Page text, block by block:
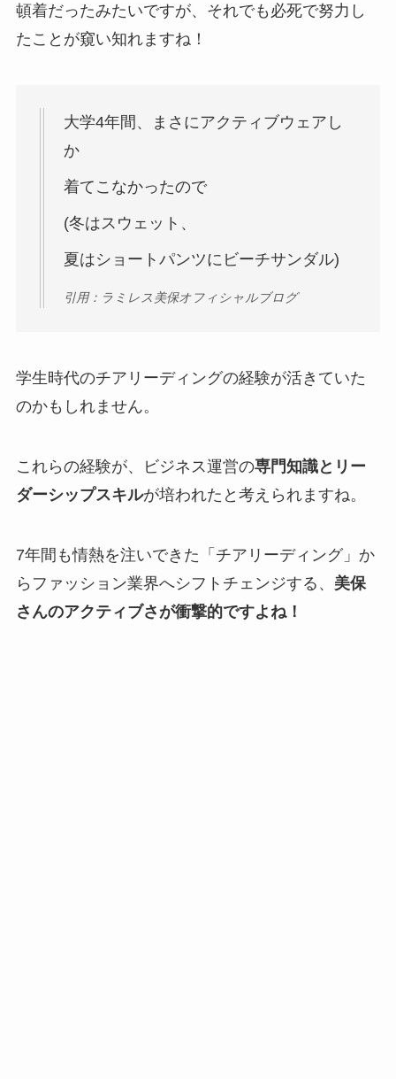
頓着だったみたいですが、それでも必死で努力し
たことが窺い知れますね！
大学4年間、まさにアクティブウェアし
か
着てこなかったので
(冬はスウェット、
夏はショートパンツにビーチサンダル)
引用：ラミレス美保オフィシャルブログ
学生時代のチアリーディングの経験が活きていた
のかもしれません。
これらの経験が、ビジネス運営の専門知識とリー
ダーシップスキルが培われたと考えられますね。
7年間も情熱を注いできた「チアリーディング」か
らファッション業界へシフトチェンジする、 美保
さんのアクティブさが衝撃的ですよね！